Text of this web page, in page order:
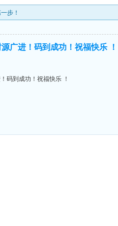
步！
广进！码到成功！祝福快乐 ！
到成功！祝福快乐 ！